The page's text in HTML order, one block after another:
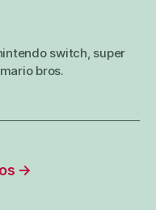
switch, super
bros.
→